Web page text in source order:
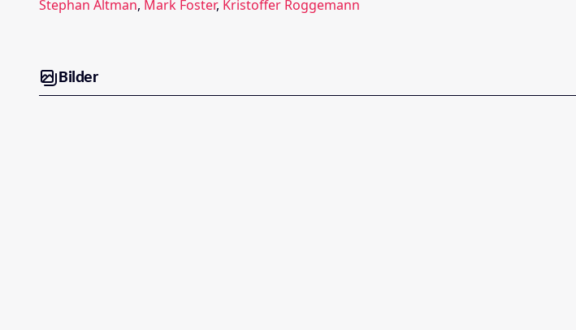
Stephan Altman, Mark Foster, Kristoffer Roggemann
Bilder